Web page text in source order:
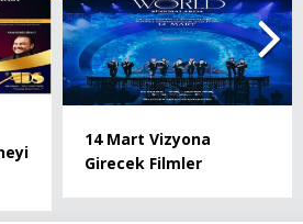
14 Mart Vizyona
Girecek Filmler